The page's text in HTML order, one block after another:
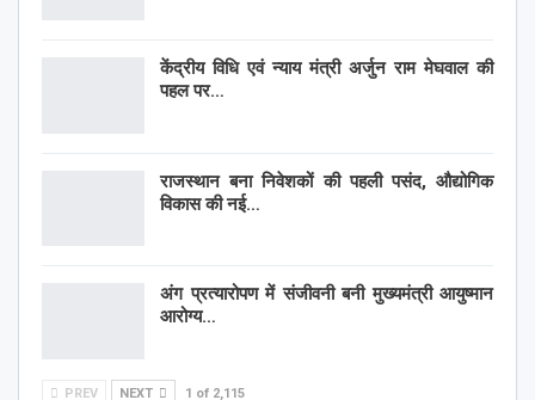
केंद्रीय विधि एवं न्याय मंत्री अर्जुन राम मेघवाल की
पहल पर…
राजस्थान बना निवेशकों की पहली पसंद, औद्योगिक
विकास की नई…
अंग प्रत्यारोपण में संजीवनी बनी मुख्यमंत्री आयुष्मान
आरोग्य…
PREV NEXT 1 of 2,115